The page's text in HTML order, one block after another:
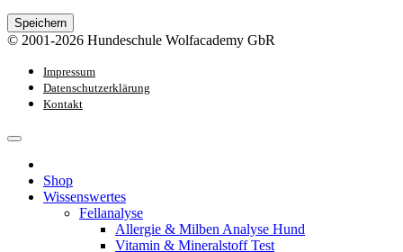
Speichern
© 2001-2026 Hundeschule Wolfacademy GbR
Impressum
Datenschutzerklärung
Kontakt
Shop
Wissenswertes
Fellanalyse
Allergie & Milben Analyse Hund
Vitamin & Mineralstoff Test